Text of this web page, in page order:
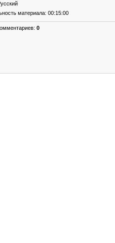
материала: 00:15:00
: 0